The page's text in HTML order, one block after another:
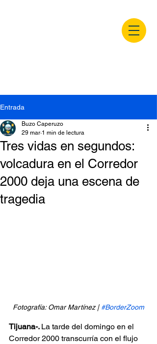
Entrada
Tres vidas en segundos:
volcadura en el Corredor
2000 deja una escena de
tragedia
Buzo Caperuzo
29 mar 1 min de lectura
Fotografía: Omar Martínez | #BorderZoom
Tijuana-. La tarde del domingo en el
Corredor 2000 transcurría con el flujo